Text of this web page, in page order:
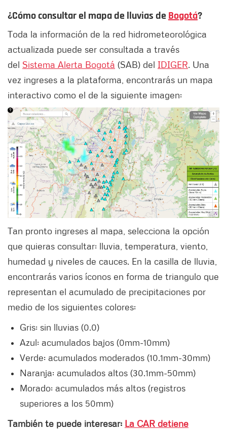
¿Cómo consultar el mapa de lluvias de Bogotá?
Toda la información de la red hidrometeorológica
actualizada puede ser consultada a través
del Sistema Alerta Bogotá (SAB) del IDIGER. Una
vez ingreses a la plataforma, encontrarás un mapa
interactivo como el de la siguiente imagen:
Tan pronto ingreses al mapa, selecciona la opción
que quieras consultar: lluvia, temperatura, viento,
humedad y niveles de cauces. En la casilla de lluvia,
encontrarás varios íconos en forma de triangulo que
representan el acumulado de precipitaciones por
medio de los siguientes colores:
Gris: sin lluvias (0.0)
Azul: acumulados bajos (0mm-10mm)
Verde: acumulados moderados (10.1mm-30mm)
Naranja: acumulados altos (30.1mm-50mm)
Morado: acumulados más altos (registros
superiores a los 50mm)
También te puede interesar: La CAR detiene